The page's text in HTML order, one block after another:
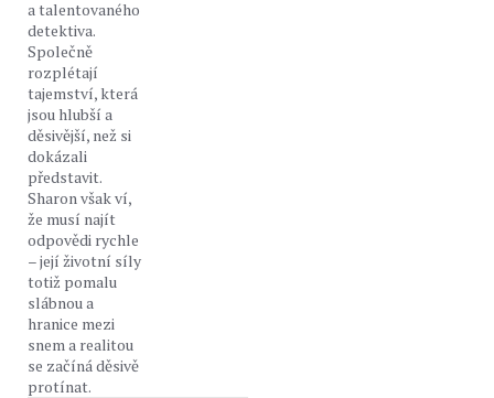
a talentovaného
detektiva.
Společně
rozplétají
tajemství, která
jsou hlubší a
děsivější, než si
dokázali
představit.
Sharon však ví,
že musí najít
odpovědi rychle
– její životní síly
totiž pomalu
slábnou a
hranice mezi
snem a realitou
se začíná děsivě
protínat.